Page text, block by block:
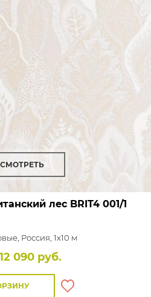
лесBRIT4 001/1
Россия, 1x10 м
12 090 руб.